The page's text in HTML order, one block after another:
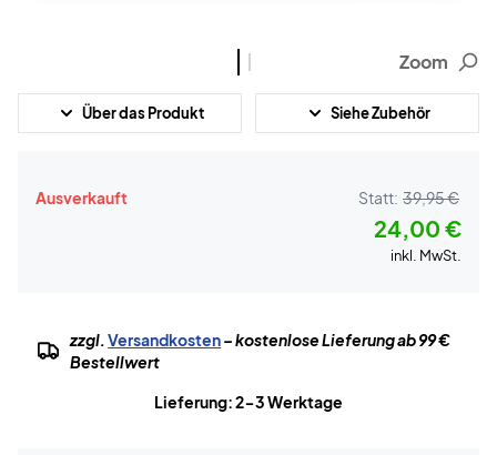
Zoom
Über das Produkt Siehe Zubehör
Ausverkauft Statt: 39,95 €
24,00 €
inkl. MwSt.
zzgl.Versandkosten– kostenlose Lieferung ab 99 €
Bestellwert
Lieferung: 2-3 Werktage